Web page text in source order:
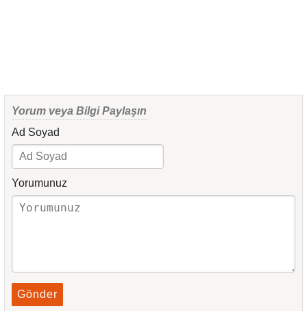
Yorum veya Bilgi Paylaşın
Ad Soyad
Yorumunuz
Gönder